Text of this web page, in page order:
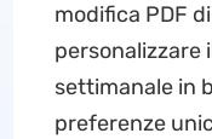
modifica PDF
personalizzare
settimanale in
preferenze